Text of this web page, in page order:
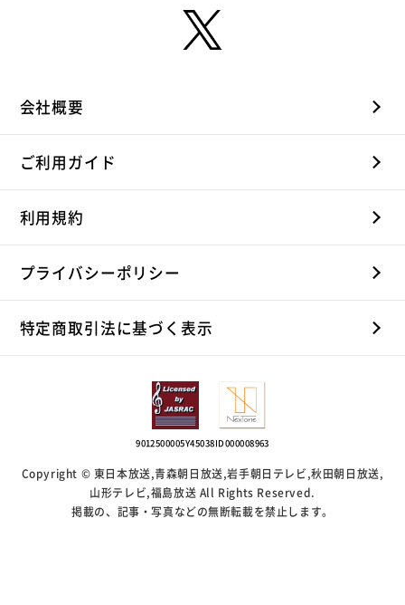
会社概要
ご利用ガイド
利用規約
プライバシーポリシー
特定商取引法に基づく表示
9012500005Y45038 ID000008963
Copyright © 東日本放送,青森朝日放送,岩手朝日テレビ,秋田朝日放送,
山形テレビ,福島放送 All Rights Reserved.
掲載の、記事・写真などの無断転載を禁止します。